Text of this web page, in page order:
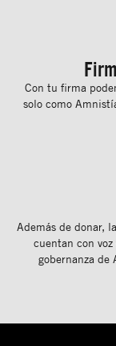
Con tu ﬁrma
solo como
Además de donar,
cuentan con
gobernanza de